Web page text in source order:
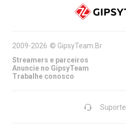
Suporte
2009-2026 © GipsyTeam.Br
Streamers e parceiros
Anuncie no GipsyTeam
Trabalhe conosco